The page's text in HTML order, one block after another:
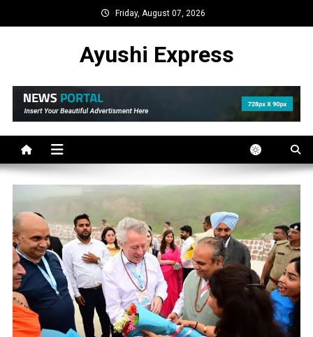
to
Friday, August 07, 2026
Ayushi Express